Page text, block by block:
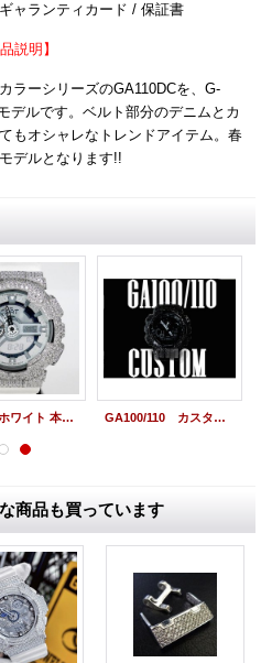
ャランティカード / 保証書
説明】
ラーシリーズのGA110DCを、G-
デルです。ベルト部分のデニムとカ
もオシャレなトレンドアイテム。春
デルとなります!!
GA110C ホワイト 本体SET G-SHOCKカスタム GA100/110 カスタムベゼル ブラックフェイス カスタム
商品も買っています